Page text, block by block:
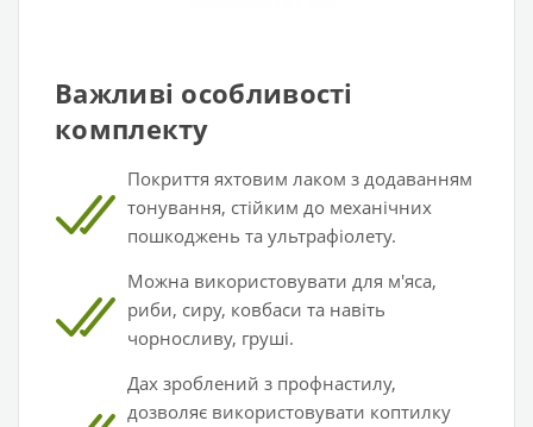
Важливі особливості
комплекту
Покриття яхтовим лаком з додаванням
тонування, стійким до механічних
пошкоджень та ультрафіолету.
Можна використовувати для м'яса,
риби, сиру, ковбаси та навіть
чорносливу, груші.
Дах зроблений з профнастилу,
дозволяє використовувати коптилку